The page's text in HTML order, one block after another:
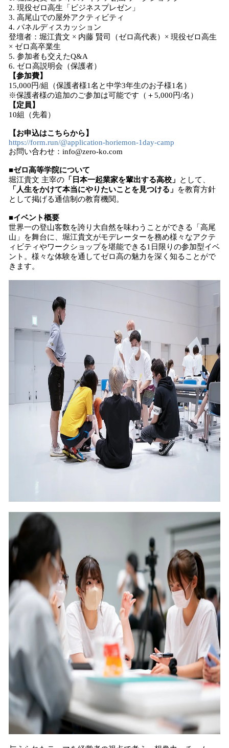
2. 現役ゼロ高生「ビジネスプレゼン」
3. 高尾山での屋外アクティビティ
4. パネルディスカッション
登壇者：堀江貴文 × 内藤 賢司（ゼロ高代表）× 現役ゼロ高生
× ゼロ高卒業生
5. 参加者も交えたQ&A
6. ゼロ高説明会（保護者）
【参加費】
15,000円/組（保護者様1名と中学3年生のお子様1名）
※保護者様の追加のご参加は可能です（＋5,000円/名）
【定員】
10組（先着）
【お申込はこちらから】
https://form.run/@application-horiemon-1day-camp
お問い合わせ：info@zero-ko.com
■ゼロ高等学院について
堀江貴文 主宰の 「日本一起業家を輩出する高校」
として、
「人生をかけて本当にやりたいことを見つける」
を教育方針
として掲げる通信制の教育機関。
■イベント概要
世界一の登山客数を誇り大自然を味わうことができる「高尾
山」を舞台に、堀江貴文がモデレーターを務め様々なアクテ
ィビティやワークショップを堪能できる1日限りの参加型イベ
ント。様々な体験を通してゼロ高の魅力を深く知ることがで
きます。